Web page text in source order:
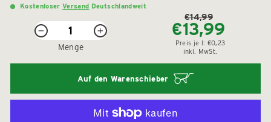
KostenloserVersand Deutschlandweit
−
+
Menge
Normaler
Preis
€14,99
Sonderpreis
€13,99
Preis je l: €0,23
inkl. MwSt.
Auf den Warenschieber